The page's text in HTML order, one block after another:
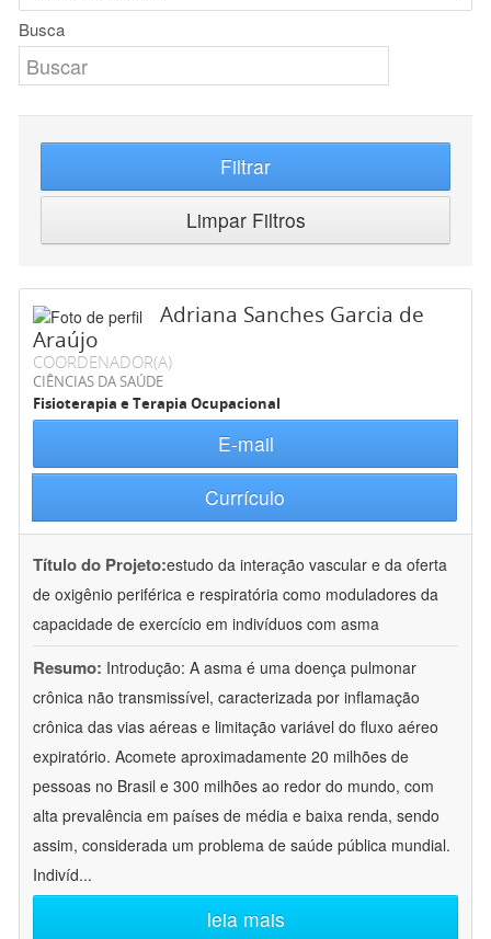
Busca
Filtrar
Limpar Filtros
Adriana Sanches Garcia de
Araújo
COORDENADOR(A)
CIÊNCIAS DA SAÚDE
Fisioterapia e Terapia Ocupacional
E-mail
Currículo
Título do Projeto:estudo da interação vascular e da oferta
de oxigênio periférica e respiratória como moduladores da
capacidade de exercício em indivíduos com asma
Resumo: Introdução: A asma é uma doença pulmonar
crônica não transmissível, caracterizada por inflamação
crônica das vias aéreas e limitação variável do fluxo aéreo
expiratório. Acomete aproximadamente 20 milhões de
pessoas no Brasil e 300 milhões ao redor do mundo, com
alta prevalência em países de média e baixa renda, sendo
assim, considerada um problema de saúde pública mundial.
Indivíd...
leia mais